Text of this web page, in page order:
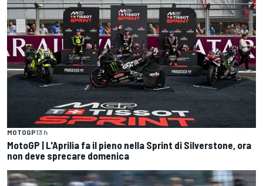
MOTOGP13 h
MotoGP | L'Aprilia fa il pieno nella Sprint di Silverstone, ora
non deve sprecare domenica